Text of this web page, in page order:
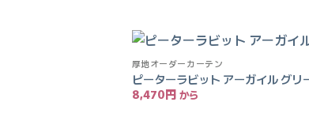
厚地オーダーカーテン
ピーターラビット アーガイル グリ
8,470円